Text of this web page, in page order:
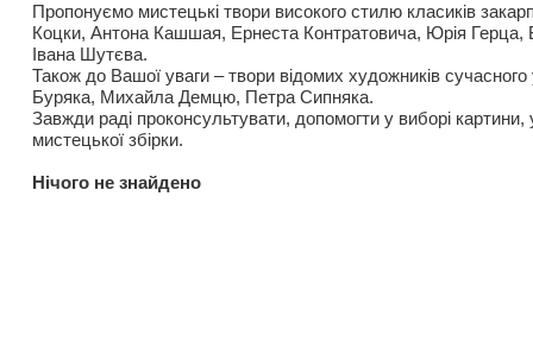
Пропонуємо мистецькі твори високого стилю класиків
Коцки, Антона Кашшая, Ернеста Контратовича, Юрія
Івана Шутєва.
Також до Вашої уваги – твори відомих художників
Буряка, Михайла Демцю, Петра Сипняка.
Завжди раді проконсультувати, допомогти у виборі картини,
мистецької збірки.
Нiчого не знайдено